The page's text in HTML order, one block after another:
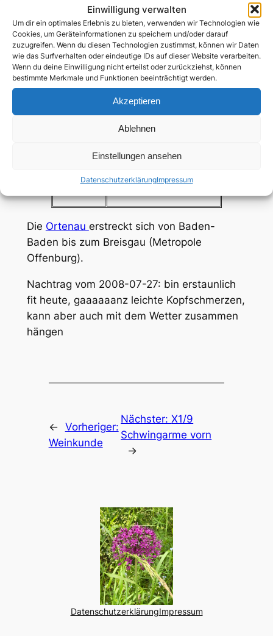
Einwilligung verwalten
Um dir ein optimales Erlebnis zu bieten, verwenden wir Technologien wie
Cookies, um Geräteinformationen zu speichern und/oder darauf
zuzugreifen. Wenn du diesen Technologien zustimmst, können wir Daten
wie das Surfverhalten oder eindeutige IDs auf dieser Website verarbeiten.
Wenn du deine Einwilligung nicht erteilst oder zurückziehst, können
bestimmte Merkmale und Funktionen beeinträchtigt werden.
Akzeptieren
Ablehnen
Einstellungen ansehen
DatenschutzerklärungImpressum
"Fruchtiger, lieblicher
Roséwein mit einer
angenehmen
Trinktemperatur 10°C
Die Ortenau erstreckt sich von Baden-
Baden bis zum Breisgau (Metropole
Offenburg).
Nachtrag vom 2008-07-27: bin erstaunlich
fit heute, gaaaaaanz leichte Kopfschmerzen,
kann aber auch mit dem Wetter zusammen
hängen
← Vorheriger:
Weinkunde
Nächster:X1/9
Schwingarme vorn
→
DatenschutzerklärungImpressum